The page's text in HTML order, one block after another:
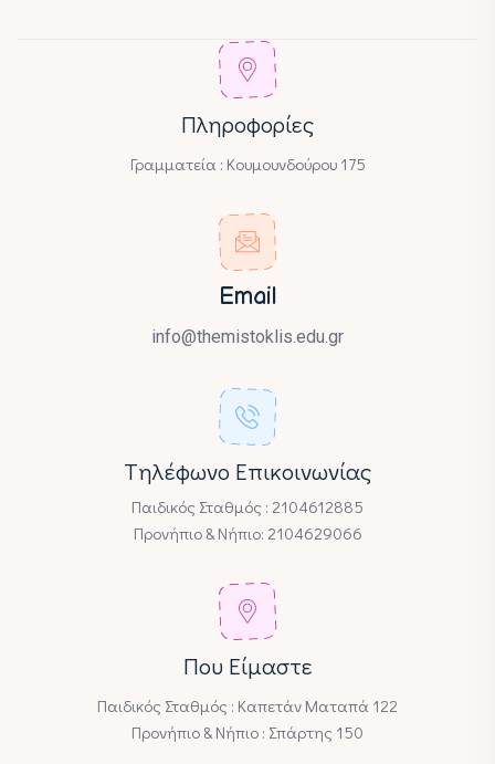
Πληροφορίες
Γραμματεία : Κουμουνδούρου 175
Email
info@themistoklis.edu.gr
Tηλέφωνο Επικοινωνίας
Παιδικός Σταθμός : 2104612885
Προνήπιο & Νήπιο: 2104629066
Που Είμαστε
Παιδικός Σταθμός : Καπετάν Ματαπά 122
Προνήπιο & Νήπιο : Σπάρτης 150